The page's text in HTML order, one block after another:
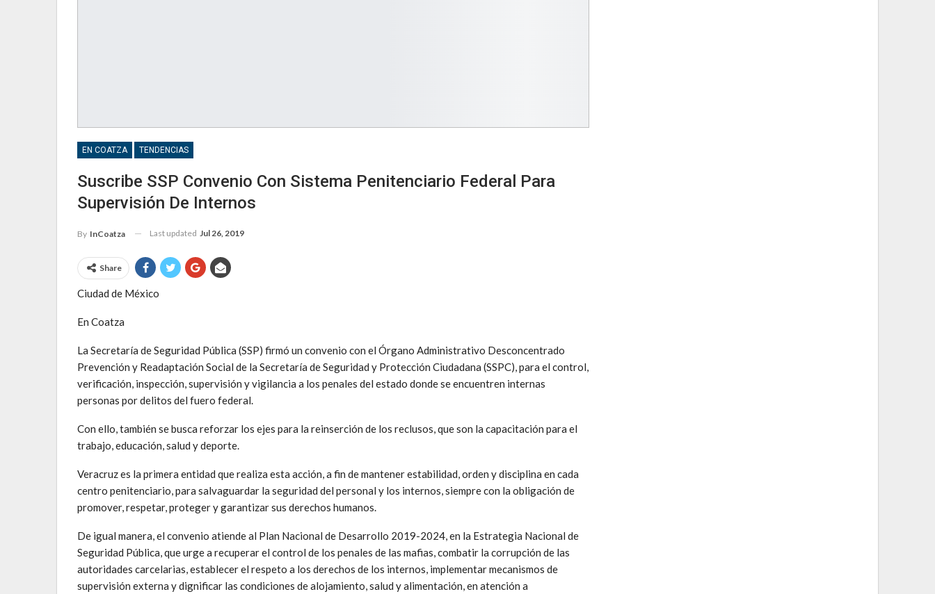
EN COATZA TENDENCIAS
Suscribe SSP Convenio Con Sistema Penitenciario Federal Para
Supervisión De Internos
By InCoatza Last updated Jul 26, 2019
Share
Ciudad de México
En Coatza
La Secretaría de Seguridad Pública (SSP) firmó un convenio con el Órgano Administrativo Desconcentrado
Prevención y Readaptación Social de la Secretaría de Seguridad y Protección Ciudadana (SSPC), para el control,
verificación, inspección, supervisión y vigilancia a los penales del estado donde se encuentren internas
personas por delitos del fuero federal.
Con ello, también se busca reforzar los ejes para la reinserción de los reclusos, que son la capacitación para el
trabajo, educación, salud y deporte.
Veracruz es la primera entidad que realiza esta acción, a fin de mantener estabilidad, orden y disciplina en cada
centro penitenciario, para salvaguardar la seguridad del personal y los internos, siempre con la obligación de
promover, respetar, proteger y garantizar sus derechos humanos.
De igual manera, el convenio atiende al Plan Nacional de Desarrollo 2019-2024, en la Estrategia Nacional de
Seguridad Pública, que urge a recuperar el control de los penales de las mafias, combatir la corrupción de las
autoridades carcelarias, establecer el respeto a los derechos de los internos, implementar mecanismos de
supervisión externa y dignificar las condiciones de alojamiento, salud y alimentación, en atención a